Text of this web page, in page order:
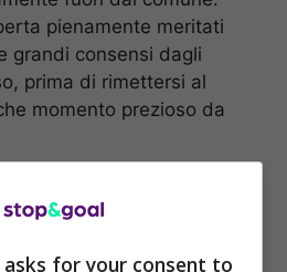
pienamente meritati
grandi consensi dagli
prima di rimettersi al
momento prezioso da
in
forma al
for your consent to